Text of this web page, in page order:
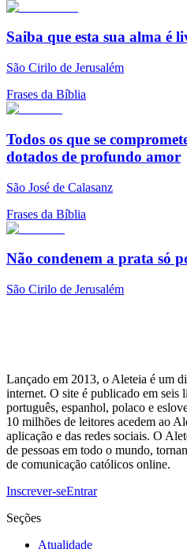
Saiba que esta sua alma é
São Cirilo de Jerusalém
Frases da Bíblia
Todos os que se
dotados de profundo amor
São José de Calasanz
Frases da Bíblia
Não condenem a prata só
São Cirilo de Jerusalém
Lançado em 2013, o Aleteia é um
internet. O site é publicado em seis
português, espanhol, polaco e
10 milhões de leitores acedem ao
aplicação e das redes sociais. O
de pessoas em todo o mundo,
de comunicação católicos online.
Inscrever-seEntrar
Seções
Atualidade